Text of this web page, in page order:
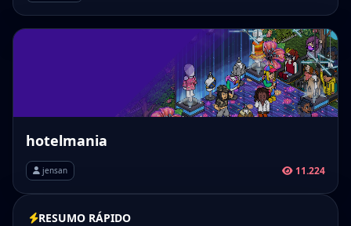
hotelmania
jensan 11.224
RESUMO RÁPIDO